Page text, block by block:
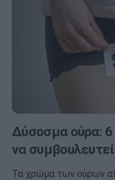
Δύσοσμα ούρα: 6
να
Τα χρώμα των ούρων